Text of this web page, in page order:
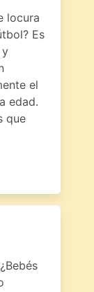
locura
Es
y
el
edad.
que